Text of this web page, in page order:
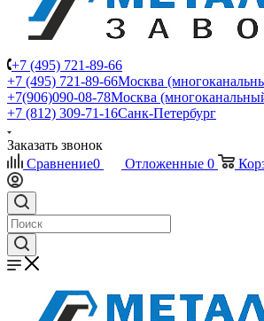
+7 (495) 721-89-66
+7 (495) 721-89-66Москва
+7(906)090-08-78Москва
+7 (812) 309-71-16Санк-Петербург
Заказать звонок
Сравнение0 Отложенные 0